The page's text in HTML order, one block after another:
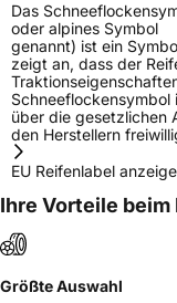
Das
oder alpines Symbol
genannt) ist ein
zeigt an, dass der
Schneeflockensymbol
über die gesetzlichen
den Herstellern
EU Reifenlabel
Ihre Vorteile beim
Größte Auswahl